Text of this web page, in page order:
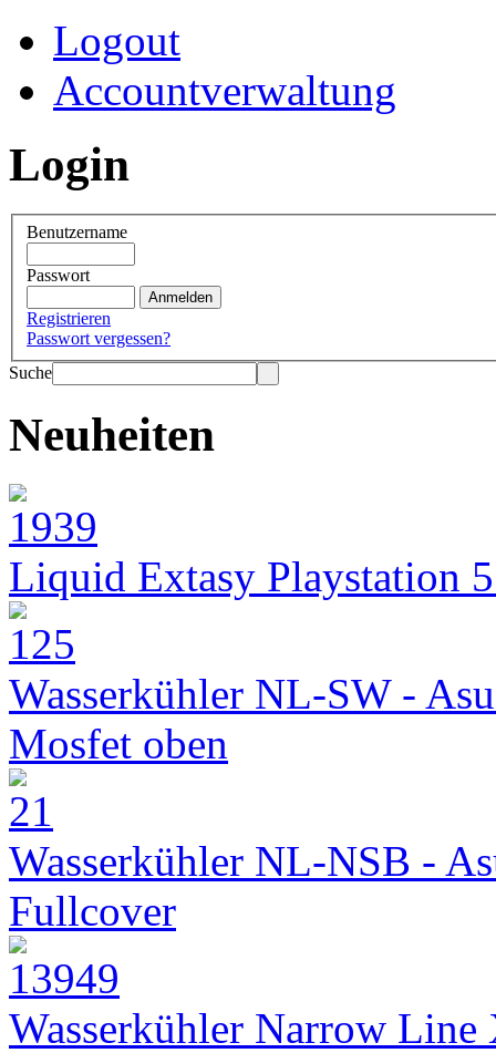
Logout
Accountverwaltung
Login
Benutzername
Passwort
Registrieren
Passwort vergessen?
Suche
Neuheiten
Liquid Extasy Playstation
Wasserkühler NL-SW -
Mosfet oben
Wasserkühler NL-NSB -
Fullcover
Wasserkühler Narrow